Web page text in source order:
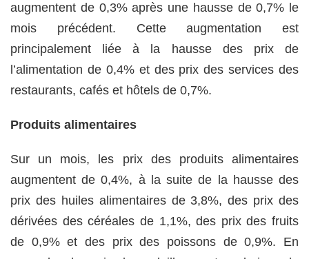
augmentent de 0,3% après une hausse de 0,7% le
mois précédent. Cette augmentation est
principalement liée à la hausse des prix de
l’alimentation de 0,4% et des prix des services des
restaurants, cafés et hôtels de 0,7%.
Produits alimentaires
Sur un mois, les prix des produits alimentaires
augmentent de 0,4%, à la suite de la hausse des
prix des huiles alimentaires de 3,8%, des prix des
dérivées des céréales de 1,1%, des prix des fruits
de 0,9% et des prix des poissons de 0,9%. En